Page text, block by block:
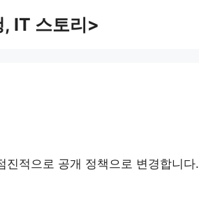
IT 스토리>
적으로 공개 정책으로 변경합니다.